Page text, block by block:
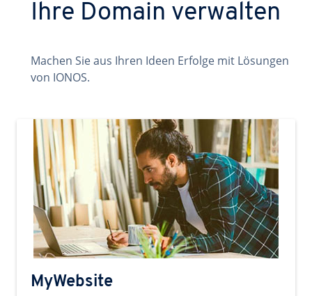
Ihre Domain verwalten
Machen Sie aus Ihren Ideen Erfolge mit Lösungen
von IONOS.
MyWebsite